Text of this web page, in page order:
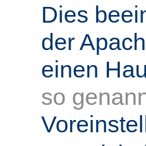
Dies
der
einen
so